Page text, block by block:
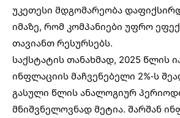
უკეთესი მდგომარეობა
იმაზე, რომ კომპანიები უფრო
თავიანთ რესურსებს.
საქსტატის თანახმად, 2025 წლის
ინფლაციის მაჩვენებელი 2%-ს
გასული წლის ანალოგიურ
მნიშვნელოვნად მეტია. შარშან